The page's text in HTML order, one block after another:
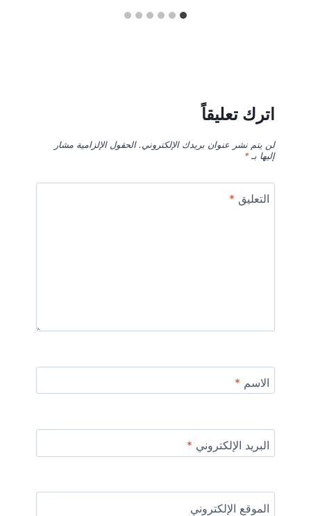
اترك تعليقاً
لن يتم نشر عنوان بريدك الإلكتروني. الحقول الإلزامية مشار
إليها بـ*
التعليق *
الاسم *
البريد الإلكتروني *
الموقع الإلكتروني